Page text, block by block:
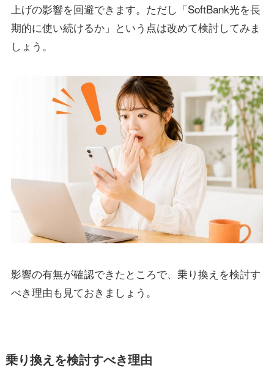
上げの影響を回避できます。ただし「SoftBank光を長
期的に使い続けるか」という点は改めて検討してみま
しょう。
影響の有無が確認できたところで、乗り換えを検討す
べき理由も見ておきましょう。
乗り換えを検討すべき理由